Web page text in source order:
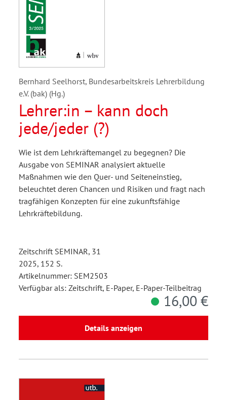
Bernhard Seelhorst, Bundesarbeitskreis Lehrerbildung
e.V. (bak) (Hg.)
Lehrer:in – kann doch
jede/jeder (?)
Wie ist dem Lehrkräftemangel zu begegnen? Die
Ausgabe von SEMINAR analysiert aktuelle
Maßnahmen wie den Quer- und Seiteneinstieg,
beleuchtet deren Chancen und Risiken und fragt nach
tragfähigen Konzepten für eine zukunftsfähige
Lehrkräftebildung.
Zeitschrift SEMINAR, 31
2025, 152 S.
Artikelnummer: SEM2503
Verfügbar als: Zeitschrift, E-Paper, E-Paper-Teilbeitrag
16,00 €
Details anzeigen